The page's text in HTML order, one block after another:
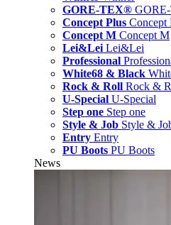
GORE-TEX®
Concept Plus Concept
Concept M Concept M
Lei&Lei Lei&Lei
Professional
White68 & Black
Rock & Roll Rock &
U-Special U-Special
Step one Step one
Style & Job Style &
Entry Entry
PU Boots PU Boots
News